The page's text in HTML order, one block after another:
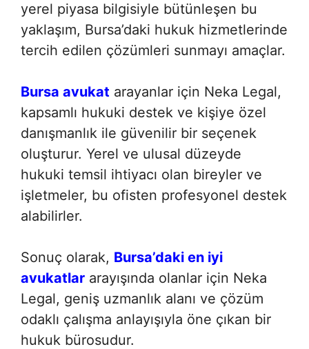
yerel piyasa bilgisiyle bütünleşen bu
yaklaşım, Bursa’daki hukuk hizmetlerinde
tercih edilen çözümleri sunmayı amaçlar.
Bursa avukat arayanlar için Neka Legal,
kapsamlı hukuki destek ve kişiye özel
danışmanlık ile güvenilir bir seçenek
oluşturur. Yerel ve ulusal düzeyde
hukuki temsil ihtiyacı olan bireyler ve
işletmeler, bu ofisten profesyonel destek
alabilirler.
Sonuç olarak, Bursa’daki en iyi
avukatlar arayışında olanlar için Neka
Legal, geniş uzmanlık alanı ve çözüm
odaklı çalışma anlayışıyla öne çıkan bir
hukuk bürosudur.